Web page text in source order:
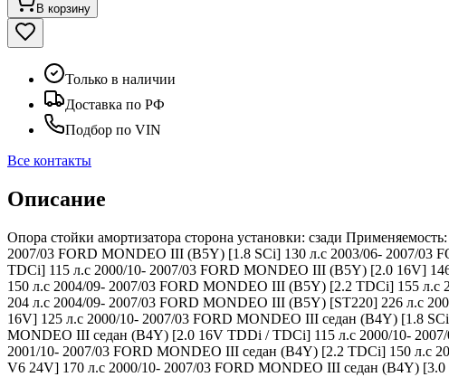
В корзину
Только в наличии
Доставка по РФ
Подбор по VIN
Все контакты
Описание
Опора стойки амортизатора сторона установки: сзади
2007/03 FORD MONDEO III (B5Y) [1.8 SCi] 130 л.с 2003/06- 2007/
TDCi] 115 л.с 2000/10- 2007/03 FORD MONDEO III (B5Y) [2.0 16V]
150 л.с 2004/09- 2007/03 FORD MONDEO III (B5Y) [2.2 TDCi] 155
204 л.с 2004/09- 2007/03 FORD MONDEO III (B5Y) [ST220] 226 л.с
16V] 125 л.с 2000/10- 2007/03 FORD MONDEO III седан (B4Y) [1.8
MONDEO III седан (B4Y) [2.0 16V TDDi / TDCi] 115 л.с 2000/10-
2001/10- 2007/03 FORD MONDEO III седан (B4Y) [2.2 TDCi] 150 л.с
V6 24V] 170 л.с 2000/10- 2007/03 FORD MONDEO III седан (B4Y)